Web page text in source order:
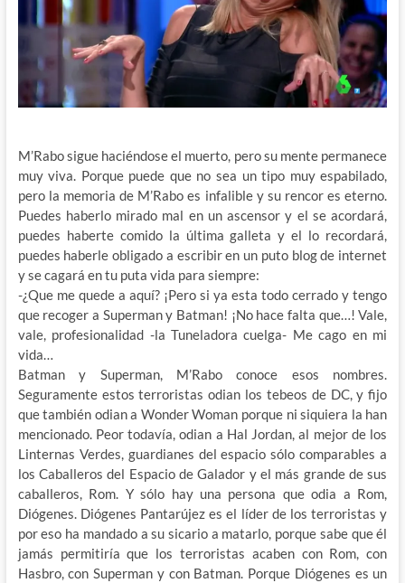
M’Rabo sigue haciéndose el muerto, pero su mente permanece
muy viva. Porque puede que no sea un tipo muy espabilado,
pero la memoria de M’Rabo es infalible y su rencor es eterno.
Puedes haberlo mirado mal en un ascensor y el se acordará,
puedes haberte comido la última galleta y el lo recordará,
puedes haberle obligado a escribir en un puto blog de internet
y se cagará en tu puta vida para siempre:
-¿Que me quede a aquí? ¡Pero si ya esta todo cerrado y tengo
que recoger a Superman y Batman! ¡No hace falta que…! Vale,
vale, profesionalidad -la Tuneladora cuelga- Me cago en mi
vida…
Batman y Superman, M’Rabo conoce esos nombres.
Seguramente estos terroristas odian los tebeos de DC, y fijo
que también odian a Wonder Woman porque ni siquiera la han
mencionado. Peor todavía, odian a Hal Jordan, al mejor de los
Linternas Verdes, guardianes del espacio sólo comparables a
los Caballeros del Espacio de Galador y el más grande de sus
caballeros, Rom. Y sólo hay una persona que odia a Rom,
Diógenes. Diógenes Pantarújez es el líder de los terroristas y
por eso ha mandado a su sicario a matarlo, porque sabe que él
jamás permitiría que los terroristas acaben con Rom, con
Hasbro, con Superman y con Batman. Porque Diógenes es un